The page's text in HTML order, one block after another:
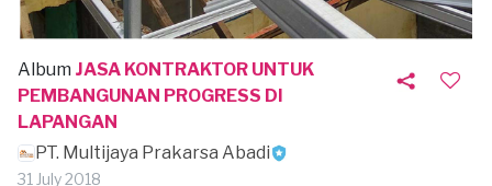
Album JASA KONTRAKTOR UNTUK
PEMBANGUNAN PROGRESS DI
LAPANGAN
PT. Multijaya Prakarsa Abadi
31 July 2018